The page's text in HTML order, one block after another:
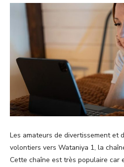
Les amateurs de divertissement et
volontiers vers Wataniya 1, la
Cette chaîne est très populaire car